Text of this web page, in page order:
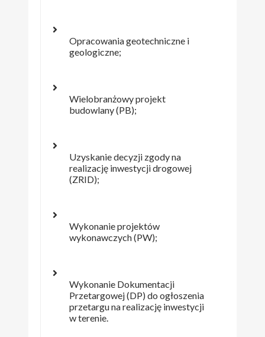
Opracowania geotechniczne i
geologiczne;
Wielobranżowy projekt
budowlany (PB);
Uzyskanie decyzji zgody na
realizację inwestycji drogowej
(ZRID);
Wykonanie projektów
wykonawczych (PW);
Wykonanie Dokumentacji
Przetargowej (DP) do ogłoszenia
przetargu na realizację inwestycji
w terenie.